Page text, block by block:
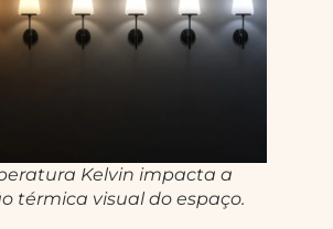
Kelvin impacta a
térmica visual do espaço.